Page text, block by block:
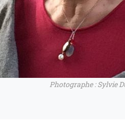
Photographe : Sylvie